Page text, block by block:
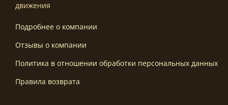
движения
Подробнее о компании
Отзывы о компании
Политика в отношении обработки персональных данных
Правила возврата